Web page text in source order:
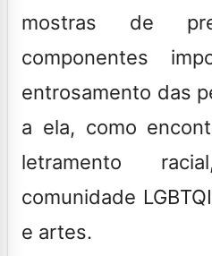
mostras de
componentes
entrosamento das
a ela, como
letramento
comunidade
e artes.